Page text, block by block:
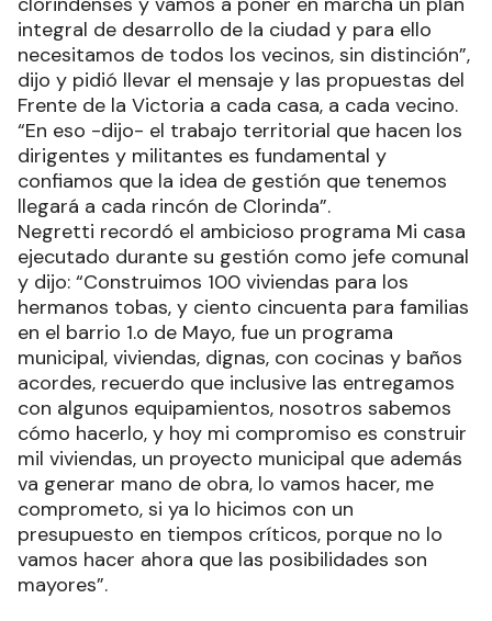
integral de desarrollo de la ciudad y para ello
necesitamos de todos los vecinos, sin distinción”,
dijo y pidió llevar el mensaje y las propuestas del
Frente de la Victoria a cada casa, a cada vecino.
“En eso -dijo- el trabajo territorial que hacen los
dirigentes y militantes es fundamental y
confiamos que la idea de gestión que tenemos
llegará a cada rincón de Clorinda”.
Negretti recordó el ambicioso programa Mi casa
ejecutado durante su gestión como jefe comunal
y dijo: “Construimos 100 viviendas para los
hermanos tobas, y ciento cincuenta para familias
en el barrio 1.o de Mayo, fue un programa
municipal, viviendas, dignas, con cocinas y baños
acordes, recuerdo que inclusive las entregamos
con algunos equipamientos, nosotros sabemos
cómo hacerlo, y hoy mi compromiso es construir
mil viviendas, un proyecto municipal que además
va generar mano de obra, lo vamos hacer, me
comprometo, si ya lo hicimos con un
presupuesto en tiempos críticos, porque no lo
vamos hacer ahora que las posibilidades son
mayores”.